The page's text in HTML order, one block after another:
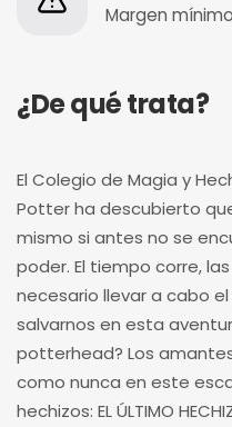
Margen
¿De qué trata?
El Colegio de Magia y
Potter ha descubierto
mismo si antes no se
poder. El tiempo corre,
necesario llevar a cabo
salvarnos en esta
potterhead? Los
como nunca en este
hechizos: EL ÚLTIMO